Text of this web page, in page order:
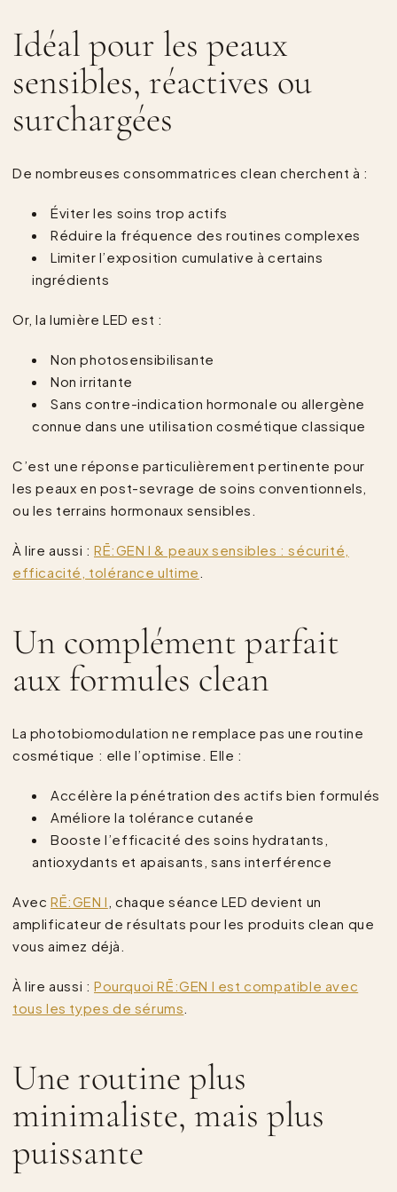
Idéal pour les peaux
sensibles, réactives ou
surchargées
De nombreuses consommatrices clean cherchent à :
Éviter les soins trop actifs
Réduire la fréquence des routines complexes
Limiter l’exposition cumulative à certains
ingrédients
Or, la lumière LED est :
Non photosensibilisante
Non irritante
Sans contre-indication hormonale ou allergène
connue dans une utilisation cosmétique classique
C’est une réponse particulièrement pertinente pour
les peaux en post-sevrage de soins conventionnels,
ou les terrains hormonaux sensibles.
À lire aussi : RĒ:GEN I & peaux sensibles : sécurité,
efficacité, tolérance ultime
Un complément parfait
aux formules clean
La photobiomodulation ne remplace pas une routine
cosmétique : elle l’optimise. Elle :
Accélère la pénétration des actifs bien formulés
Améliore la tolérance cutanée
Booste l’efficacité des soins hydratants,
antioxydants et apaisants, sans interférence
Avec RĒ:GEN I , chaque séance LED devient un
amplificateur de résultats pour les produits clean que
vous aimez déjà.
À lire aussi : Pourquoi RĒ:GEN I est compatible avec
tous les types de sérums
Une routine plus
minimaliste, mais plus
puissante